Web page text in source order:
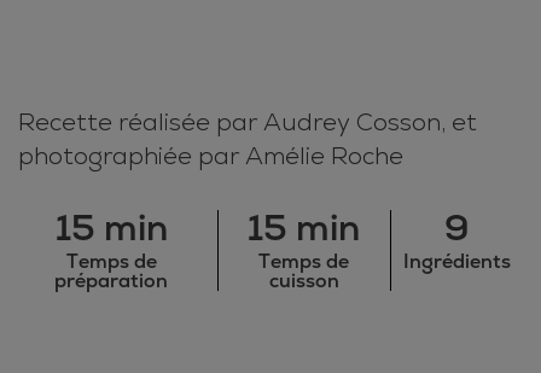
Recette réalisée par Audrey Cosson, et
photographiée par Amélie Roche
15 min
Temps de
préparation
15 min
Temps de
cuisson
9
Ingrédients